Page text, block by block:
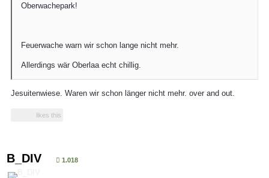
Oberwachepark!
Feuerwache warn wir schon lange nicht mehr.
Allerdings wär Oberlaa echt chillig.
Jesuitenwiese. Waren wir schon länger nicht mehr. over and out.
likes this
B_DIV 1.018